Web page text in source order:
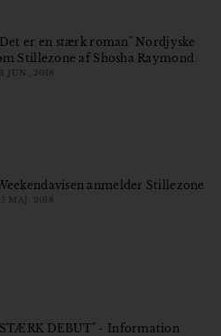
er en stærk roman" Nordjyske
Stillezone af Shosha Raymond
13 JUN., 2018
anmelder Stillezone
25 MAJ, 2018
DEBUT" - Information